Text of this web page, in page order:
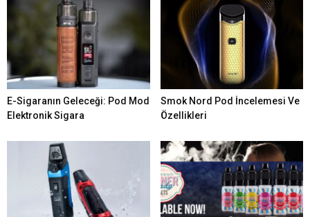
E-Sigaranın Geleceği: Pod Mod
Elektronik Sigara
Smok Nord Pod İncelemesi Ve
Özellikleri